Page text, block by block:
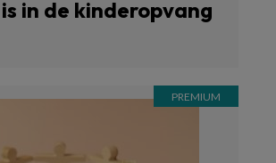
in de kinderopvang